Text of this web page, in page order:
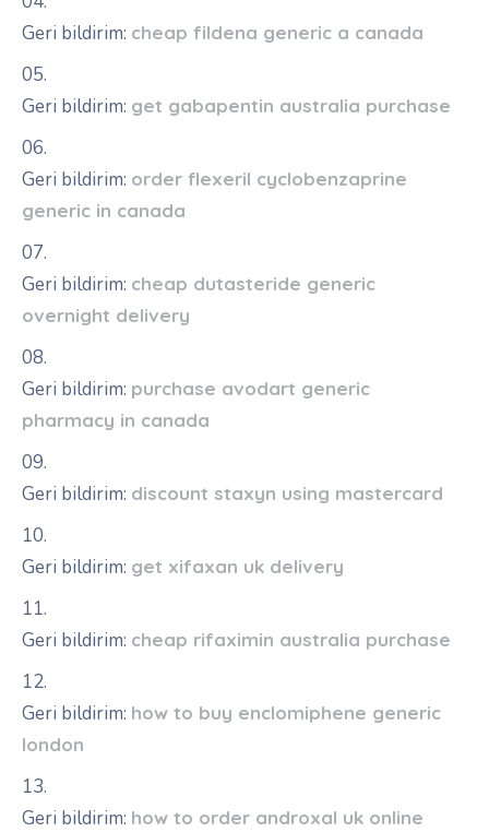
Geri bildirim: cheap fildena generic a canada
Geri bildirim: get gabapentin australia purchase
Geri bildirim: order flexeril cyclobenzaprine
generic in canada
Geri bildirim: cheap dutasteride generic
overnight delivery
Geri bildirim: purchase avodart generic
pharmacy in canada
Geri bildirim: discount staxyn using mastercard
Geri bildirim: get xifaxan uk delivery
Geri bildirim: cheap rifaximin australia purchase
Geri bildirim: how to buy enclomiphene generic
london
Geri bildirim: how to order androxal uk online